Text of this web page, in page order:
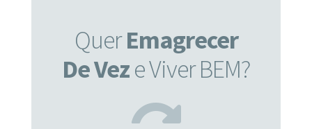
QuerEmagrecer
De Veze Viver BEM?